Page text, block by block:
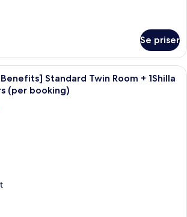
Se priser
Sängtillbehör av högsta kvalitet och
Standard Twin Room + 1Shilla
(per booking)